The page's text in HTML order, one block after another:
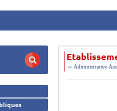
›› Administrative